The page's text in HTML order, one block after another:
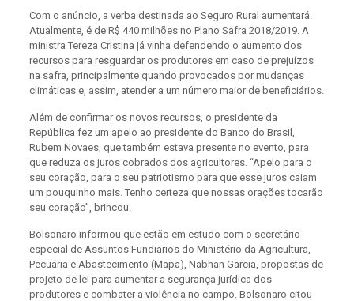
Com o anúncio, a verba destinada ao Seguro Rural aumentará.
Atualmente, é de R$ 440 milhões no Plano Safra 2018/2019. A
ministra Tereza Cristina já vinha defendendo o aumento dos
recursos para resguardar os produtores em caso de prejuízos
na safra, principalmente quando provocados por mudanças
climáticas e, assim, atender a um número maior de beneficiários.
Além de confirmar os novos recursos, o presidente da
República fez um apelo ao presidente do Banco do Brasil,
Rubem Novaes, que também estava presente no evento, para
que reduza os juros cobrados dos agricultores. “Apelo para o
seu coração, para o seu patriotismo para que esse juros caiam
um pouquinho mais. Tenho certeza que nossas orações tocarão
seu coração”, brincou.
Bolsonaro informou que estão em estudo com o secretário
especial de Assuntos Fundiários do Ministério da Agricultura,
Pecuária e Abastecimento (Mapa), Nabhan Garcia, propostas de
projeto de lei para aumentar a segurança jurídica dos
produtores e combater a violência no campo. Bolsonaro citou